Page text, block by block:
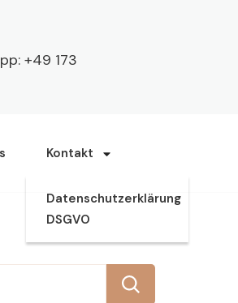
+49 173
Kontakt
Datenschutzerklärung
DSGVO